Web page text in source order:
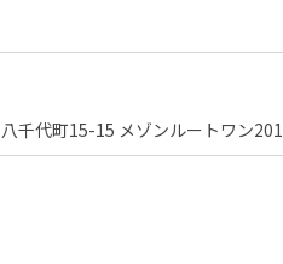
千代町15-15 メゾンルートワン201